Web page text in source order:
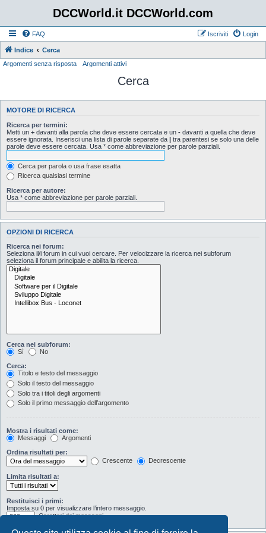
DCCWorld.it DCCWorld.com
FAQ Login
Iscriviti
Indice
Cerca
Argomenti senza risposta
Argomenti attivi
Cerca
MOTORE DI RICERCA
Ricerca per termini:
Metti un + davanti alla parola che deve essere cercata e un - davanti a quella che deve
essere ignorata. Inserisci una lista di parole separate da | tra parentesi se solo una delle
parole deve essere cercata. Usa * come abbreviazione per parole parziali.
Cerca per parola o usa frase esatta
Ricerca qualsiasi termine
Ricerca per autore:
Usa * come abbreviazione per parole parziali.
OPZIONI DI RICERCA
Ricerca nei forum:
Seleziona il/i forum in cui vuoi cercare. Per velocizzare la ricerca nei subforum
seleziona il forum principale e abilita la ricerca.
Cerca nei subforum:
Sì
No
Cerca:
Titolo e testo del messaggio
Solo il testo del messaggio
Solo tra i titoli degli argomenti
Solo il primo messaggio dell’argomento
Mostra i risultati come:
Messaggi
Argomenti
Ordina risultati per:
Crescente
Decrescente
Limita risultati a:
Restituisci i primi:
Imposta su 0 per visualizzare l’intero messaggio.
Caratteri dei messaggi